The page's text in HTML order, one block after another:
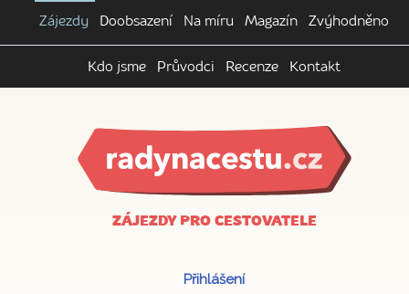
Zájezdy Doobsazení Na míru Magazín Zvýhodněno
Kdo jsme Průvodci Recenze Kontakt
ZÁJEZDY PRO CESTOVATELE
Přihlášení